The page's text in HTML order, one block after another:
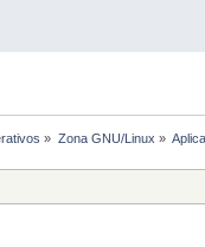
» Zona GNU/Linux »